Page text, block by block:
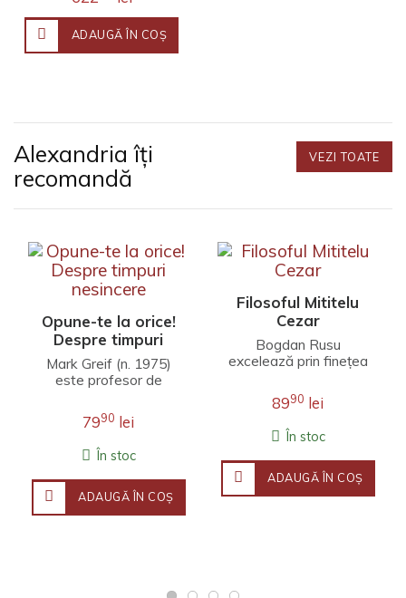
ADAUGĂ ÎN COŞ
Alexandria îți
recomandă
VEZI TOATE
Opune-te la orice!
Despre timpuri
nesincere
Mark Greif (n. 1975)
este profesor de
Universitatea Stanford.
Fineţea observaţ..
7990 lei
În stoc
ADAUGĂ ÎN COŞ
Filosoful Mititelu
Cezar
Bogdan Rusu
excelează prin finețea
îmbină erudiția
filosofică, investigația j..
8990 lei
În stoc
ADAUGĂ ÎN COŞ